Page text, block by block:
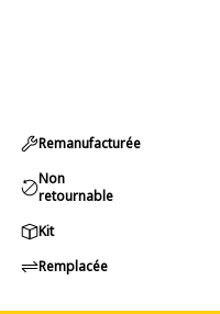
Remanufacturée
Non
retournable
Kit
Remplacée